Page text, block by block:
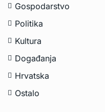
Gospodarstvo
Politika
Kultura
Događanja
Hrvatska
Ostalo